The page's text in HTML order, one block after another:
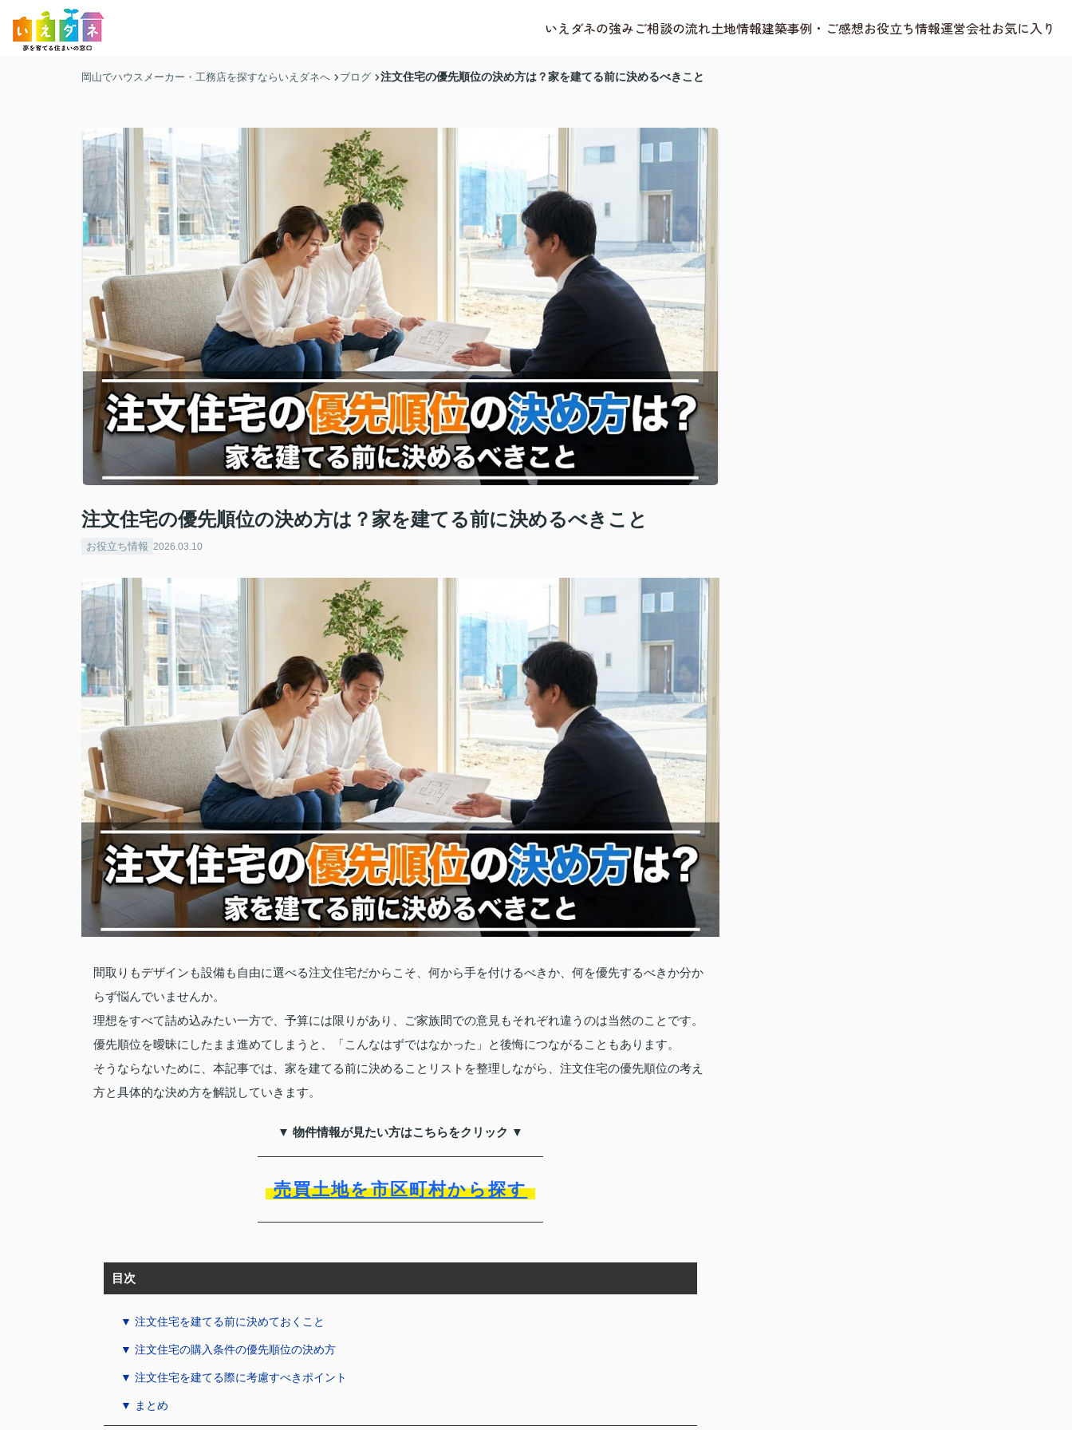
いえダネの強みご相談の流れ土地情報建築事例・ご感想お役立ち情報運営会社お気に入り
岡山でハウスメーカー・工務店を探すならいえダネへ ブログ 注文住宅の優先順位の決め方は？家を建てる前に決めるべきこと
注文住宅の優先順位の決め方は？家を建てる前に決めるべきこと
お役立ち情報 2026.03.10
間取りもデザインも設備も自由に選べる注文住宅だからこそ、何から手を付けるべきか、何を優先するべきか分か
らず悩んでいませんか。
理想をすべて詰め込みたい一方で、予算には限りがあり、ご家族間での意見もそれぞれ違うのは当然のことです。
優先順位を曖昧にしたまま進めてしまうと、「こんなはずではなかった」と後悔につながることもあります。
そうならないために、本記事では、家を建てる前に決めることリストを整理しながら、注文住宅の優先順位の考え
方と具体的な決め方を解説していきます。
▼ 物件情報が見たい方はこちらをクリック ▼
売買土地を市区町村から探す
目次
▼ 注文住宅を建てる前に決めておくこと
▼ 注文住宅の購入条件の優先順位の決め方
▼ 注文住宅を建てる際に考慮すべきポイント
▼ まとめ